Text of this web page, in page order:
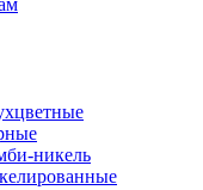
никель